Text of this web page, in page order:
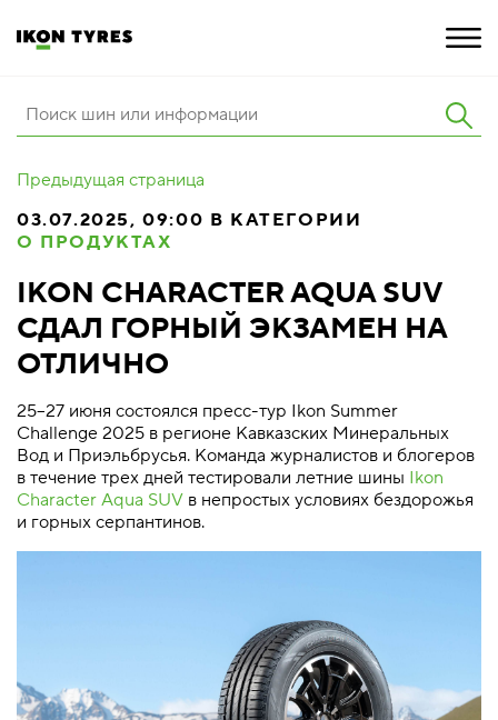
РАСШИРЕННАЯ ГАРАНТИЯ
О КОМПАНИИ
КАРЬЕРА
ПОКУПКА И АКЦИИ
Предыдущая страница
03.07.2025, 09:00 В КАТЕГОРИИ
О ПРОДУКТАХ
IKON CHARACTER AQUA SUV
СДАЛ ГОРНЫЙ ЭКЗАМЕН НА
ОТЛИЧНО
25–27 июня состоялся пресс-тур Ikon Summer
Challenge 2025 в регионе Кавказских Минеральных
Вод и Приэльбрусья. Команда журналистов и блогеров
в течение трех дней тестировали летние шины Ikon
Character Aqua SUV в непростых условиях бездорожья
и горных серпантинов.